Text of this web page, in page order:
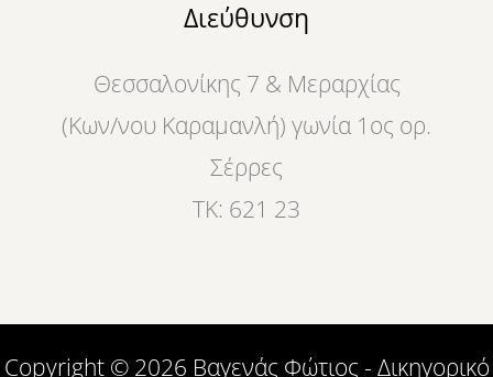
Διεύθυνση
Θεσσαλονίκης 7 & Μεραρχίας
(Κων/νου Καραμανλή) γωνία 1ος ορ.
Σέρρες
ΤΚ: 621 23
Copyright © 2026 Βαγενάς Φώτιος - Δικηγορικό